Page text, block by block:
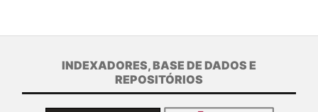
INDEXADORES, BASE DE DADOS E
REPOSITÓRIOS